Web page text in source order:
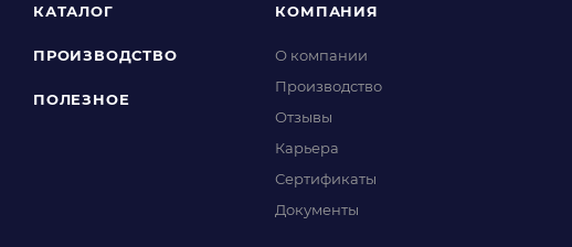
КАТАЛОГ
ПРОИЗВОДСТВО
ПОЛЕЗНОЕ
КОМПАНИЯ
О компании
Производство
Отзывы
Карьера
Сертификаты
Документы